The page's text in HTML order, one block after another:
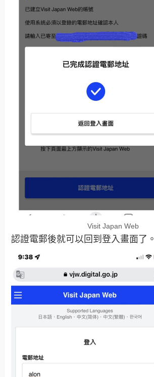
Visit Japan Web
認證電郵後就可以回到登入畫面了。